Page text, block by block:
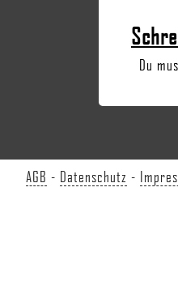
Du
AGB - Datenschutz -